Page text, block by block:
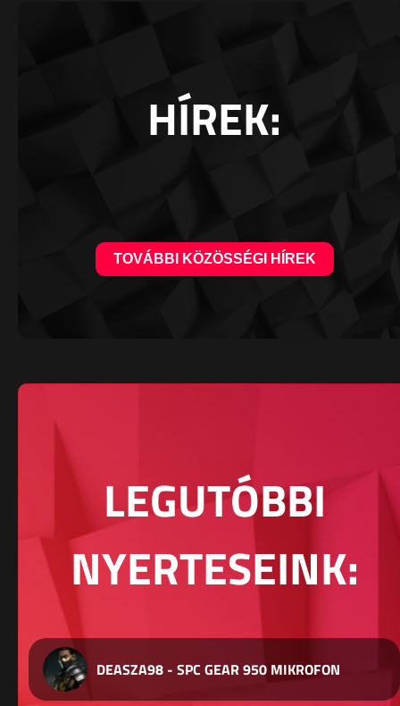
HÍREK:
TOVÁBBI KÖZÖSSÉGI HÍREK
LEGUTÓBBI
NYERTESEINK:
DEASZA98 - SPC GEAR 950 MIKROFON